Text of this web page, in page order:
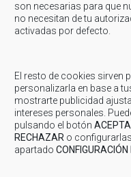
son necesarias para que
no necesitan de tu
activadas por defecto.
El resto de cookies sirven
personalizarla en base a
mostrarte publicidad
intereses personales.
pulsando el botón
RECHAZAR o
apartado CONFIGURACIÓN
IAM
Patrimonio
Servicios Sociales
Solidaridad